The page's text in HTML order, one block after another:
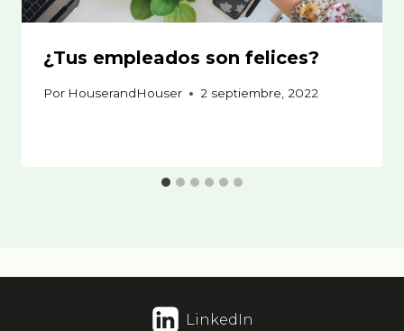
¿Tus empleados son felices?
Por HouserandHouser 2 septiembre, 2022
LinkedIn